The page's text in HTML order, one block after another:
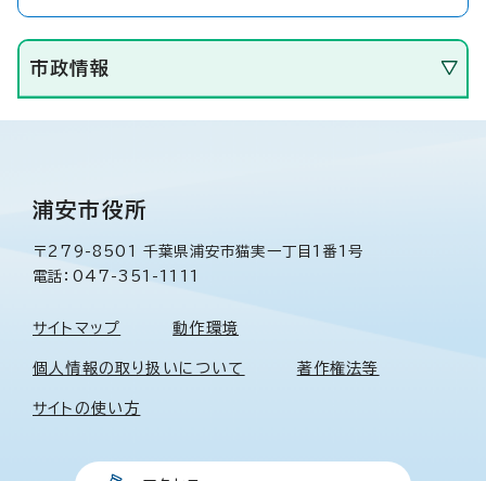
市政情報
浦安市役所
〒279-8501 千葉県浦安市猫実一丁目1番1号
電話：047-351-1111
サイトマップ 動作環境
個人情報の取り扱いについて 著作権法等
サイトの使い方